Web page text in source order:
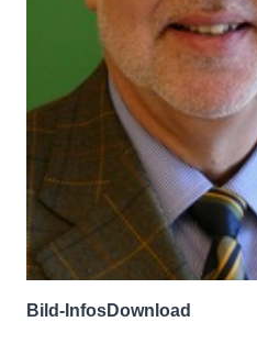
Bild-InfosDownload